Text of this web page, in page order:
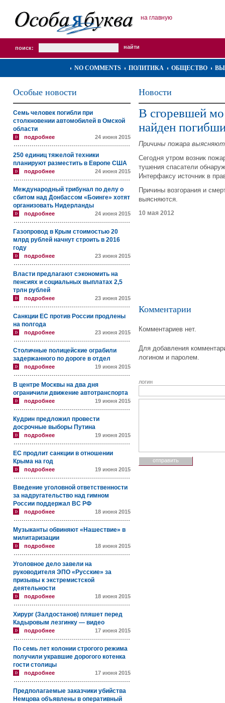
на главную
поиск:
NO COMMENTS ПОЛИТИКА ОБЩЕСТВО
Особые новости
Семь человек погибли при
столкновении автомобилей в Омской
области
подробнее 24 июня 2015
250 единиц тяжелой техники
планируют разместить в Европе США
подробнее 24 июня 2015
Международный трибунал по делу о
сбитом над Донбассом «Боинге» хотят
организовать Нидерланды
подробнее 24 июня 2015
Газопровод в Крым стоимостью 20
млрд рублей начнут строить в 2016
году
подробнее 23 июня 2015
Власти предлагают сэкономить на
пенсиях и социальных выплатах 2,5
трлн рублей
подробнее 23 июня 2015
Санкции ЕС против России продлены
на полгода
подробнее 23 июня 2015
Столичные полицейские ограбили
задержанного по дороге в отдел
подробнее 19 июня 2015
В центре Москвы на два дня
ограничили движение автотранспорта
подробнее 19 июня 2015
Кудрин предложил провести
досрочные выборы Путина
подробнее 19 июня 2015
ЕС продлит санкции в отношении
Крыма на год
подробнее 19 июня 2015
Введение уголовной ответственности
за надругательство над гимном
России поддержал ВС РФ
подробнее 18 июня 2015
Музыканты обвиняют «Нашествие» в
милитаризации
подробнее 18 июня 2015
Уголовное дело завели на
руководителя ЭПО «Русские» за
призывы к экстремистской
деятельности
подробнее 18 июня 2015
Хирург (Залдостанов) пляшет перед
Кадыровым лезгинку — видео
подробнее 17 июня 2015
По семь лет колонии строгого режима
получили укравшие дорогого котенка
гости столицы
подробнее 17 июня 2015
Предполагаемые заказчики убийства
Немцова объявлены в оперативный
Новости
В сгоревшей
найден
Причины пожара
Сегодня утром возник
тушения спасатели
Интерфаксу источник в
Причины возгорания и
выясняются.
10 мая 2012
Комментарии
Комментариев нет.
Для добавления
логином и паролем.
логин